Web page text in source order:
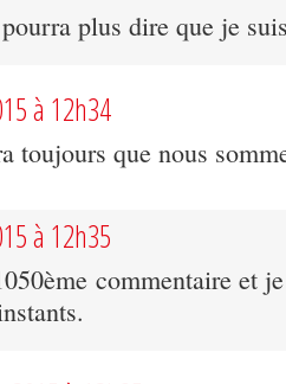
plus dire que je
à 12h34
toujours que nous
à 12h35
commentaire et